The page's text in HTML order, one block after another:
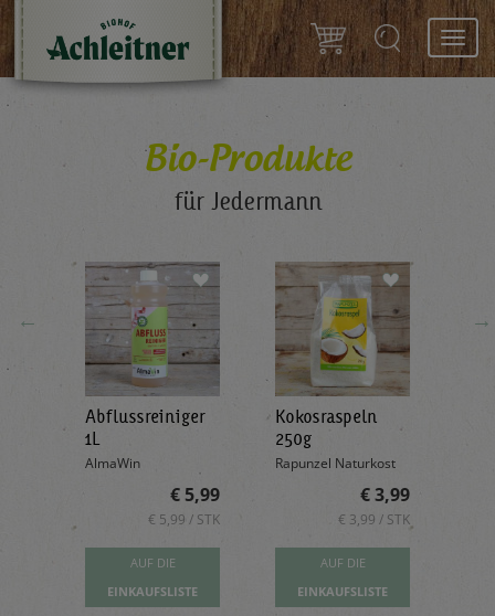
Bio-Produkte
für Jedermann
←
Abflussreiniger
1L
AlmaWin
€ 5,99
€ 5,99 / STK
AUF DIE
EINKAUFSLISTE
Kokosraspeln
250g
Rapunzel Naturkost
€ 3,99
€ 3,99 / STK
AUF DIE
EINKAUFSLISTE
→